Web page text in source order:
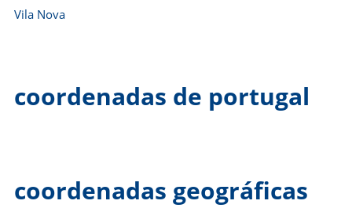
Vila Nova
coordenadas de portugal
coordenadas geográficas